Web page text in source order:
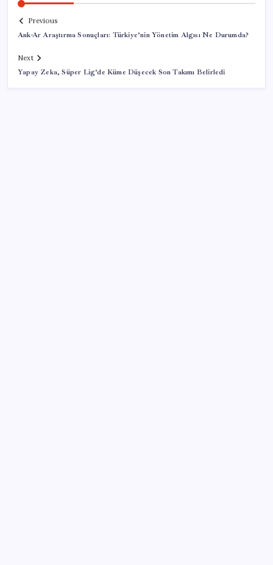
Previous
Ank-Ar Araştırma Sonuçları: Türkiye’nin Yönetim Algısı Ne Durumda?
Next
Yapay Zeka, Süper Lig’de Küme Düşecek Son Takımı Belirledi